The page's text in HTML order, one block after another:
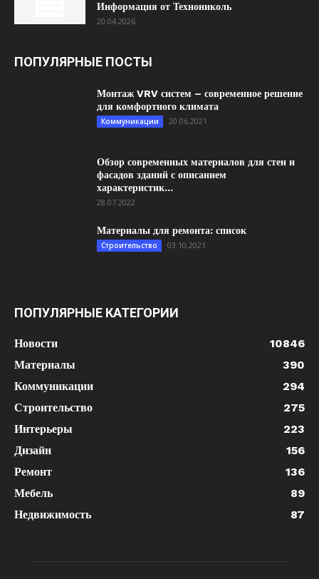
Информация от Технониколь
20.04.2026
ПОПУЛЯРНЫЕ ПОСТЫ
Монтаж VRV систем – современное решение
для комфортного климата
Коммуникации 20.06.2021
Обзор современных материалов для стен и
фасадов зданий с описанием
характеристик...
28.07.2022
Материалы для ремонта: список
Строительство 03.10.2021
ПОПУЛЯРНЫЕ КАТЕГОРИИ
Новости
10846
Материалы
390
Коммуникации
294
Строительство
275
Интерьеры
223
Дизайн
156
Ремонт
136
Мебель
89
Недвижимость
87